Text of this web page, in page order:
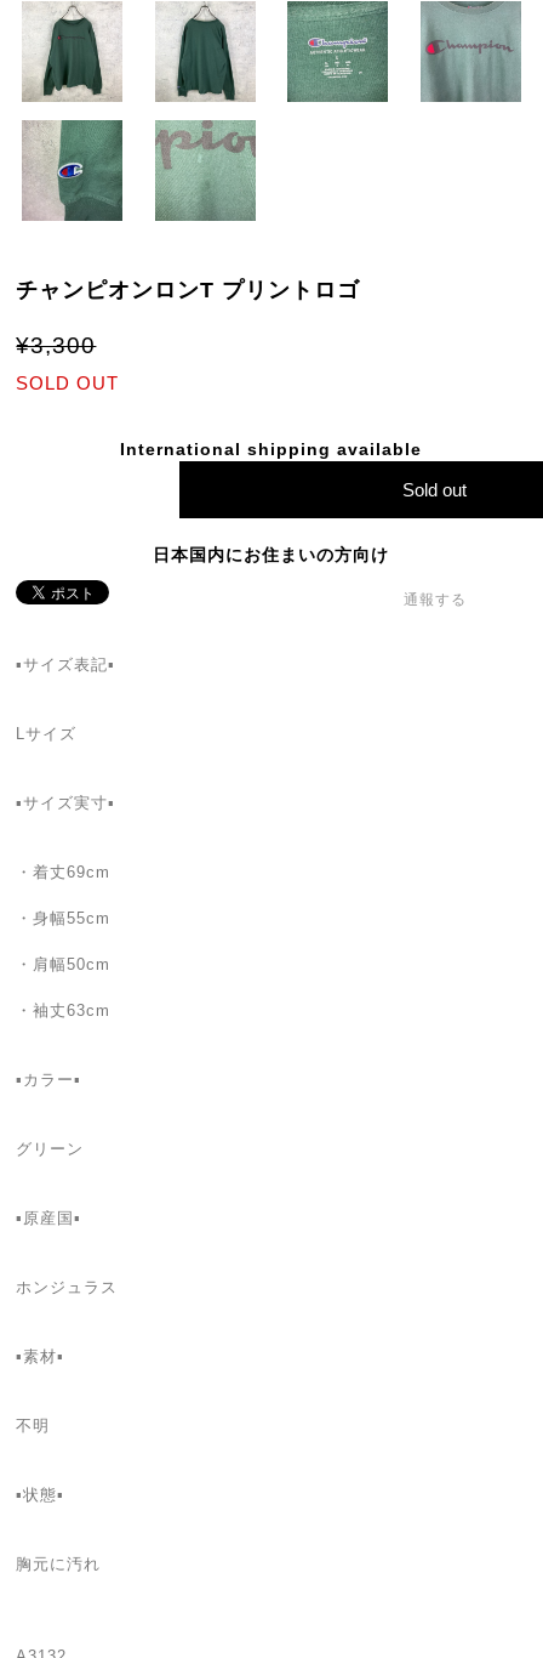
チャンピオンロンT プリントロゴ
¥3,300
SOLD OUT
International shipping available
Sold out
日本国内にお住まいの方向け
通報する
▪️サイズ表記▪️
Lサイズ
▪️サイズ実寸▪️
・着丈69cm
・身幅55cm
・肩幅50cm
・袖丈63cm
▪️カラー▪️
グリーン
▪️原産国▪️
ホンジュラス
▪️素材▪️
不明
▪️状態▪️
胸元に汚れ